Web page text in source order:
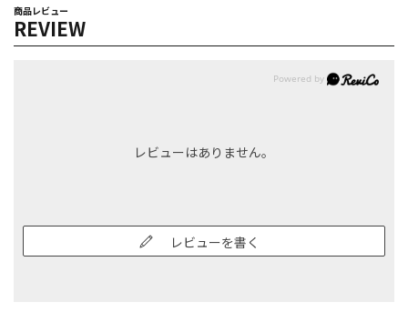
商品レビュー
REVIEW
レビューはありません。
レビューを書く